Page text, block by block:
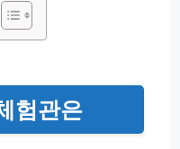
험관은